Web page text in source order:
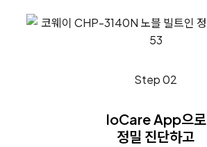
Step 02
IoCare App으로
정밀 진단하고